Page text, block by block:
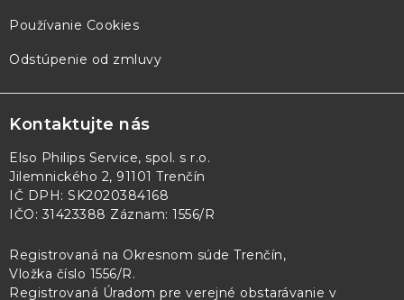
Používanie Cookies
Odstúpenie od zmluvy
Kontaktujte nás
Elso Philips Service, spol. s r.o.
Jilemnického 2, 91101 Trenčín
IČ DPH: SK2020384168
IČO: 31423388 Záznam: 1556/R
Registrovaná na Okresnom súde Trenčín,
Vložka číslo 1556/R.
Registrovaná Úradom pre verejné obstarávanie v